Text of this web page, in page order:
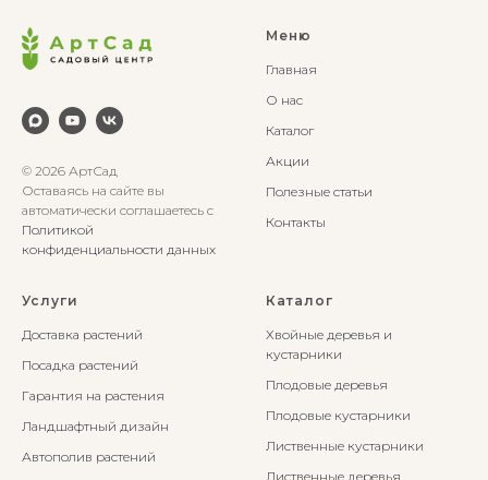
© 2026 АртСад
Оставаясь на сайте вы
автоматически соглашаетесь с
Политикой
конфиденциальности данных
Меню
Главная
О нас
Каталог
Акции
Полезные статьи
Контакты
Услуги
Доставка растений
Посадка растений
Гарантия на растения
Ландшафтный дизайн
Автополив растений
Каталог
Хвойные деревья и
кустарники
Плодовые деревья
Плодовые кустарники
Лиственные кустарники
Лиственные деревья